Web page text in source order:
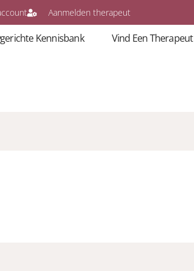
Aanmelden therapeut
Kennisbank Vind Een Therapeut